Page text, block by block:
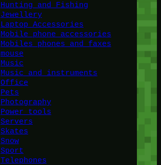
Hunting and Fishing
Jewellery
Laptop Accessories
Mobile phone accessories
Mobiles phones and faxes
mouse
Music
Music and instruments
Office
Pets
Photography
Power tools
Servers
Skates
Snow
Sport
Telephones